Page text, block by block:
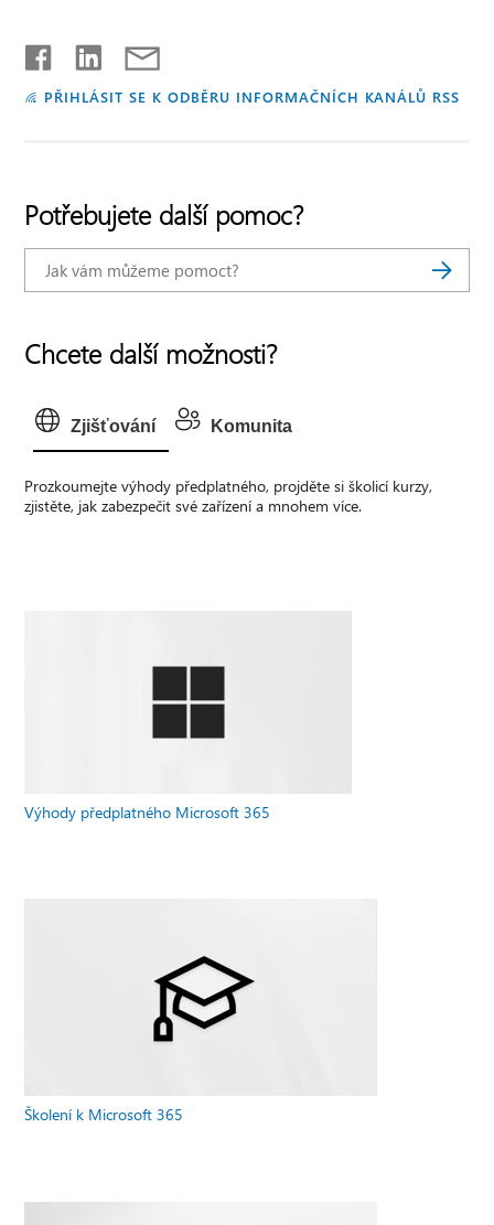
PŘIHLÁSIT SE K ODBĚRU INFORMAČNÍCH KANÁLŮ RSS
Potřebujete další pomoc?
Chcete další možnosti?
Zjišťování Komunita
Prozkoumejte výhody předplatného, projděte si školicí kurzy,
zjistěte, jak zabezpečit své zařízení a mnohem více.
Výhody předplatného Microsoft 365
Školení k Microsoft 365